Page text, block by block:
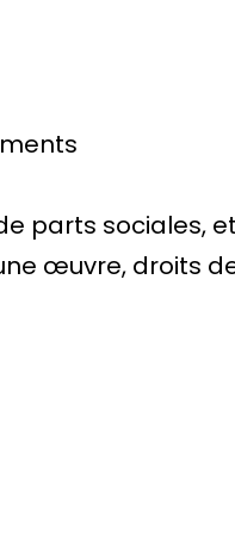
parts sociales,
œuvre, droits